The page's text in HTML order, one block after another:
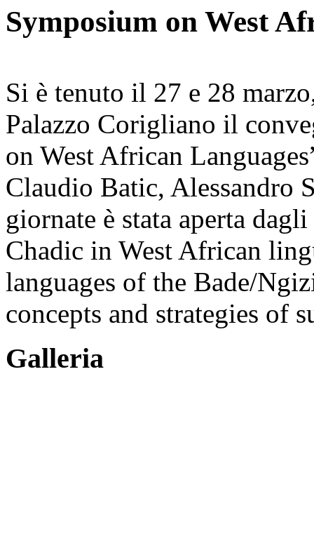
Symposium on West
Si è tenuto il 27 e 28
Palazzo Corigliano il
on West African
Claudio Batic, Alessandro
giornate è stata aperta
Chadic in West African
languages of the Bade/
concepts and strategies of
Galleria